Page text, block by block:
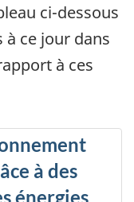
ci-dessous
ce jour dans
à ces